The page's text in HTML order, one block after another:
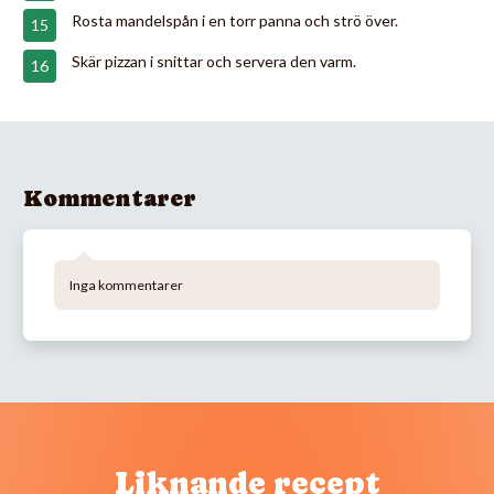
Rosta mandelspån i en torr panna och strö över.
Skär pizzan i snittar och servera den varm.
Kommentarer
Inga kommentarer
Liknande recept